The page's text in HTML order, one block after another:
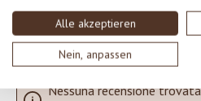
Alle akzeptieren
Nein, anpassen
Visualizza le valutazioni solo
Nessuna recensione